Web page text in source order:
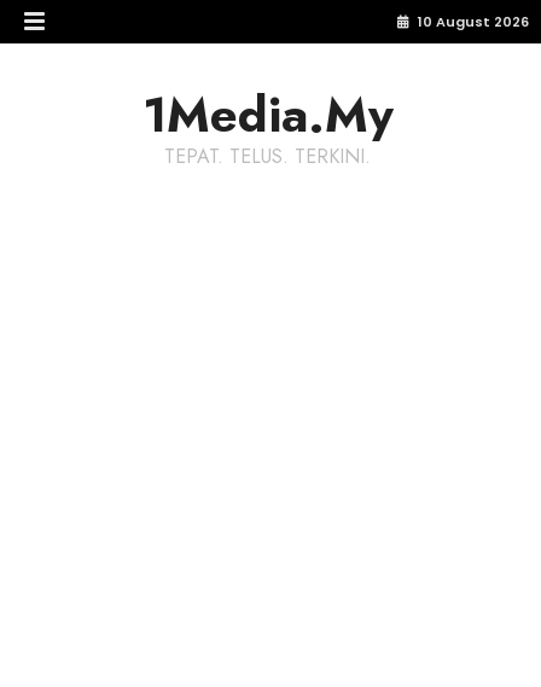
10 August 2026
1Media.My
TEPAT. TELUS. TERKINI.